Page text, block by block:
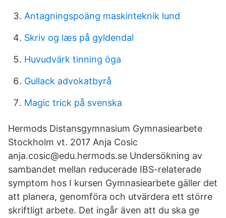
Antagningspoäng maskinteknik lund
Skriv og læs på gyldendal
Huvudvärk tinning öga
Gullack advokatbyrå
Magic trick på svenska
Hermods Distansgymnasium Gymnasiearbete
Stockholm vt. 2017 Anja Cosic
anja.cosic@edu.hermods.se Undersökning av
sambandet mellan reducerade IBS-relaterade
symptom hos I kursen Gymnasiearbete gäller det
att planera, genomföra och utvärdera ett större
skriftligt arbete. Det ingår även att du ska ge